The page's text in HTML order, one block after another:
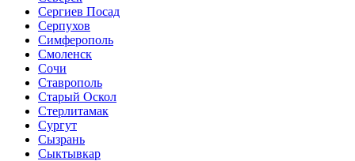
Сергиев Посад
Серпухов
Симферополь
Смоленск
Сочи
Ставрополь
Старый Оскол
Стерлитамак
Сургут
Сызрань
Сыктывкар